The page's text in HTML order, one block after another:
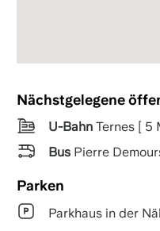
Nächstgelegene
U-BahnTernes [ 5
BusPierre
Parken
Parkhaus in der